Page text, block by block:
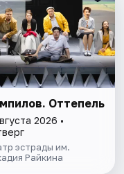
Оттепель
2026 •
эстрады им.
Райкина